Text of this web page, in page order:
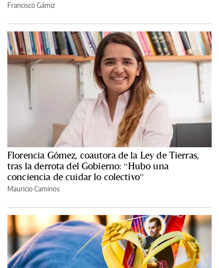
Francisco Gámiz
Florencia Gómez, coautora de la Ley de Tierras,
tras la derrota del Gobierno: “Hubo una
conciencia de cuidar lo colectivo”
Mauricio Caminos